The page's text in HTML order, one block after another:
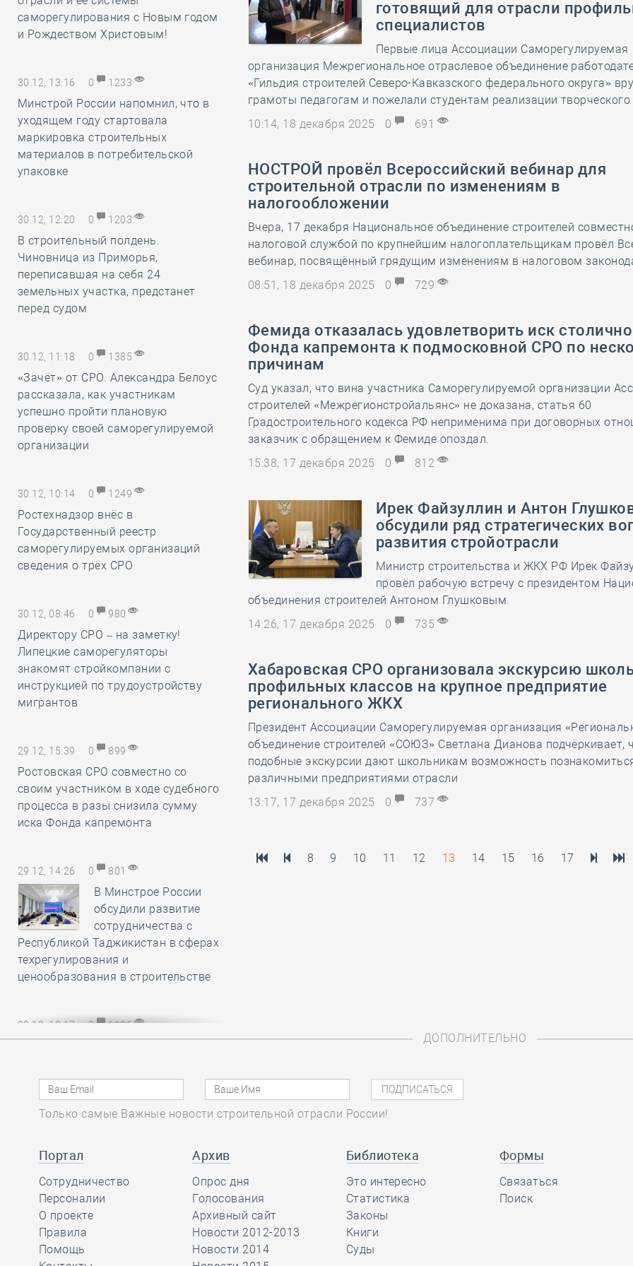
28 мая-
саморегулирования с Новым годом
и Рождеством Христовым!
30.12, 13:16 0 1233
Минстрой России напомнил, что в
уходящем году стартовала
маркировка строительных
материалов в потребительской
упаковке
30.12, 12:20 0 1203
В строительный полдень.
Чиновница из Приморья,
переписавшая на себя 24
земельных участка, предстанет
перед судом
30.12, 11:18 0 1385
«Зачёт» от СРО. Александра Белоус
рассказала, как участникам
успешно пройти плановую
проверку своей саморегулируемой
организации
30.12, 10:14 0 1249
Ростехнадзор внёс в
Государственный реестр
саморегулируемых организаций
сведения о трёх СРО
30.12, 08:46 0 980
Директору СРО – на заметку!
Липецкие саморегуляторы
знакомят стройкомпании с
инструкцией по трудоустройству
мигрантов
29.12, 15:39 0 899
Ростовская СРО совместно со
своим участником в ходе судебного
процесса в разы снизила сумму
иска Фонда капремонта
29.12, 14:26 0 801
В Минстрое России
обсудили развитие
сотрудничества с
Республикой Таджикистан в сферах
техрегулирования и
ценообразования в строительстве
29.12, 13:17 0 1126
членов Единый стандарт
рассмотрения жалоб на
специалистов НРС
29.12, 12:20
В строительный полдень. Сразу две
станции новой линии метро
открыли в Культурной столице
готовящий для отрасли
специалистов
Первые лица Ассоциации Саморегулируемая
организация Межрегиональное отраслевое объединение
«Гильдия строителей Северо-Кавказского федерального округа»
грамоты педагогам и пожелали студентам реализации творческого
10:14, 18 декабря 2025
0 691
НОСТРОЙ провёл Всероссийский вебинар для
строительной отрасли по изменениям в
налогообложении
Вчера, 17 декабря Национальное объединение строителей
налоговой службой по крупнейшим налогоплательщикам провёл
вебинар, посвящённый грядущим изменениям в налоговом
08:51, 18 декабря 2025
0 729
Фемида отказалась удовлетворить иск
Фонда капремонта к подмосковной СРО по
причинам
Суд указал, что вина участника Саморегулируемой организации
строителей «Межрегионстройальянс» не доказана, статья 60
Градостроительного кодекса РФ неприменима при договорных
заказчик с обращением к Фемиде опоздал.
15:38, 17 декабря 2025
0 812
Ирек Файзуллин и Антон
обсудили ряд стратегических
развития стройотрасли
Министр строительства и ЖКХ РФ Ирек
провёл рабочую встречу с президентом
объединения строителей Антоном Глушковым.
14:26, 17 декабря 2025
0 735
Хабаровская СРО организовала экскурсию
профильных классов на крупное предприятие
регионального ЖКХ
Президент Ассоциации Саморегулируемая организация
объединение строителей «СОЮЗ» Светлана Дианова подчёркивает,
подобные экскурсии дают школьникам возможность
различными предприятиями отрасли
13:17, 17 декабря 2025
0 737
8 9 10 11 12 13 14 15 16 17
ДОПОЛНИТЕЛЬНО
Только самые Важные новости строительной отрасли России!
Портал
Сотрудничество
Персоналии
О проекте
Правила
Помощь
Архив
Опрос дня
Голосования
Архивный сайт
Новости 2012-2013
Новости 2014
Библиотека
Это интересно
Статистика
Законы
Книги
Суды
Формы
Связаться
Поиск